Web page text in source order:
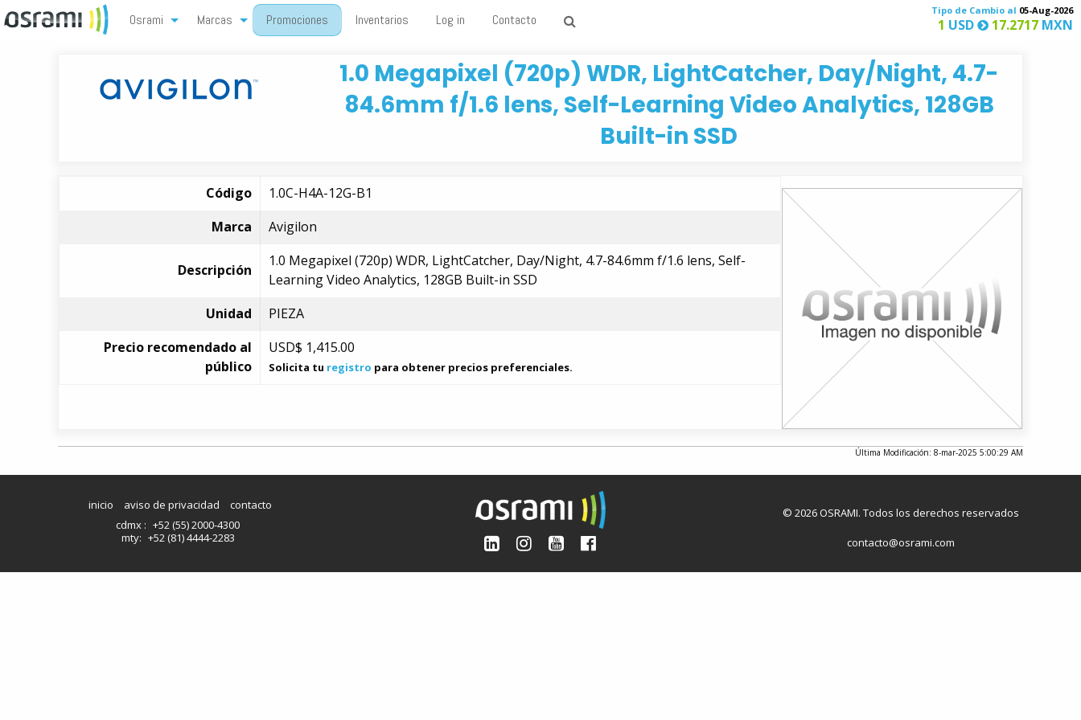
Osrami Marcas Promociones Inventarios Log in Contacto
Tipo de Cambio al 05-Aug-2026
1 USD 17.2717 MXN
1.0 Megapixel (720p) WDR, LightCatcher, Day/Night, 4.7-
84.6mm f/1.6 lens, Self-Learning Video Analytics, 128GB
Built-in SSD
Código
1.0C-H4A-12G-B1
Marca
Avigilon
Descripción
1.0 Megapixel (720p) WDR, LightCatcher, Day/Night, 4.7-84.6mm f/1.6 lens, Self-
Learning Video Analytics, 128GB Built-in SSD
Unidad
PIEZA
Precio recomendado al
público
USD$ 1,415.00
Solicita tu registro para obtener precios preferenciales.
Última Modificación: 8-mar-2025 5:00:29 AM
inicio aviso de privacidad
contacto
cdmx : +52 (55) 2000-4300
mty: +52 (81) 4444-2283
© 2026 OSRAMI. Todos los derechos reservados
contacto@osrami.com